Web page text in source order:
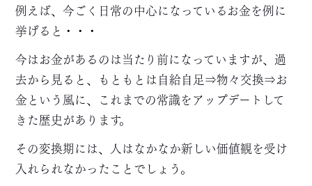
例えば、今ごく日常の中心になっているお金を例に
挙げると・・・
今はお金があるのは当たり前になっていますが、過
去から見ると、もともとは自給自足⇒物々交換⇒お
金という風に、これまでの常識をアップデートして
きた歴史があります。
その変換期には、人はなかなか新しい価値観を受け
入れられなかったことでしょう。